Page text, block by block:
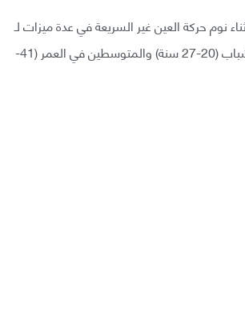
نوم حركة العين غير السريعة في عدة ميزات لـ
EEG لدى البالغين الشباب (20-27 سنة) والمتوسطين في العمر (41-